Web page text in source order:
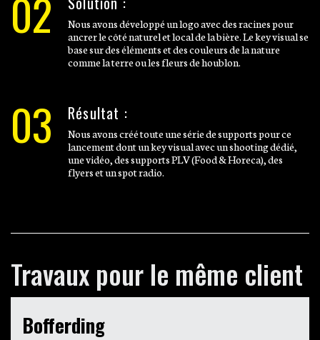
02
Nous avons développé un logo avec des racines pour
ancrer le côté naturel et local de la bière. Le key visual se
base sur des éléments et des couleurs de la nature
comme la terre ou les fleurs de houblon.
03 Résultat :
Nous avons créé toute une série de supports pour ce
lancement dont un key visual avec un shooting dédié,
une vidéo, des supports PLV (Food & Horeca), des
flyers et un spot radio.
Travaux pour le même client
Bofferding